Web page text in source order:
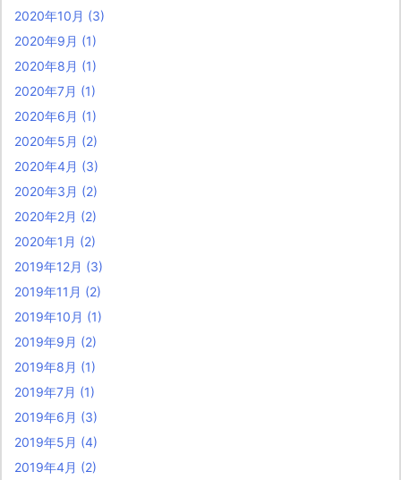
2020年10月 (3)
2020年9月 (1)
2020年8月 (1)
2020年7月 (1)
2020年6月 (1)
2020年5月 (2)
2020年4月 (3)
2020年3月 (2)
2020年2月 (2)
2020年1月 (2)
2019年12月 (3)
2019年11月 (2)
2019年10月 (1)
2019年9月 (2)
2019年8月 (1)
2019年7月 (1)
2019年6月 (3)
2019年5月 (4)
2019年4月 (2)